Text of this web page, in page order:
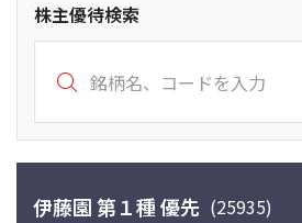
株主優待検索
伊藤園 第１種 優先 (25935)